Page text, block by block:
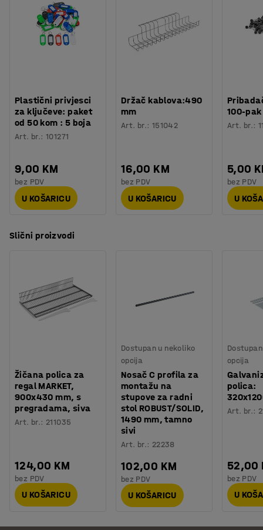
ravnomjerno raspoređenog tereta.
Potreban broj osoba
Procjena vremena
: 2,2 kg
Testirano : BGR 234
Plastični privjesci
za ključeve: paket
od 50 kom : 5 boja
Art. br.:101271
9,00 KM
bez PDV
U KOŠARICU
Držač kablova:490
mm
Art. br.: 151042
16,00 KM
bez PDV
U KOŠARICU
100-pak
Art. br.:
5,00
bez PDV
U
Slični proizvodi
Žičana polica za
regal MARKET,
900x430 mm, s
pregradama, siva
Art. br.: 211035
124,00 KM
bez PDV
U KOŠARICU
Dostupan u nekoliko
opcija
Nosač C profila za
montažu na
stupove za radni
stol ROBUST/SOLID,
1490 mm, tamno
sivi
Art. br.: 22238
102,00 KM
bez PDV
U KOŠARICU
opcija
polica:
Art. br.:
52,00
bez PDV
U